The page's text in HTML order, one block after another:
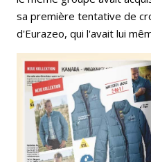
sa première tentative de
d'Eurazeo, qui l'avait lui